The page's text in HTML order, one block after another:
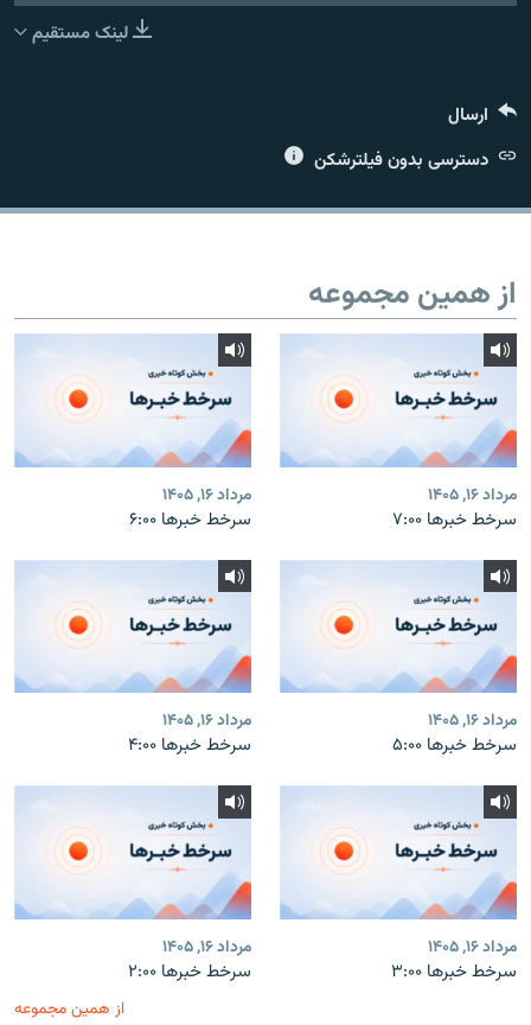
لینک مستقیم
ارسال
دسترسی بدون فیلترشکن
از همین مجموعه
مرداد ۱۶, ۱۴۰۵
سرخط خبرها ۷:۰۰
مرداد ۱۶, ۱۴۰۵
سرخط خبرها ۶:۰۰
مرداد ۱۶, ۱۴۰۵
سرخط خبرها ۵:۰۰
مرداد ۱۶, ۱۴۰۵
سرخط خبرها ۴:۰۰
مرداد ۱۶, ۱۴۰۵
سرخط خبرها ۳:۰۰
مرداد ۱۶, ۱۴۰۵
سرخط خبرها ۲:۰۰
از همین مجموعه